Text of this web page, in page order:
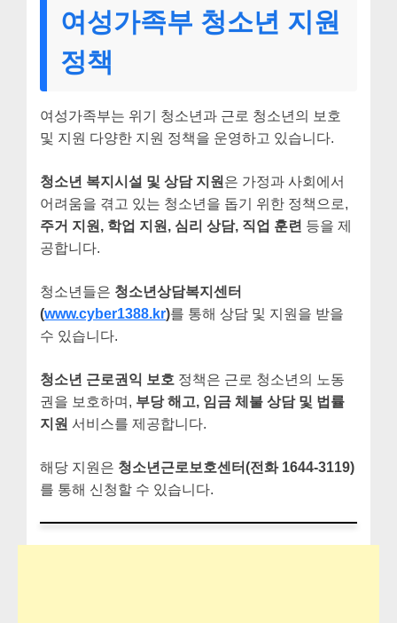
여성가족부 청소년 지원
정책
여성가족부는 위기 청소년과 근로 청소년의 보호
및 지원 다양한 지원 정책을 운영하고 있습니다.
청소년 복지시설 및 상담 지원 은 가정과 사회에서
어려움을 겪고 있는 청소년을 돕기 위한 정책으로,
주거 지원, 학업 지원, 심리 상담, 직업 훈련 등을 제
공합니다.
청소년들은 청소년상담복지센터
(www.cyber1388.kr)를 통해 상담 및 지원을 받을
수 있습니다.
청소년 근로권익 보호 정책은 근로 청소년의 노동
권을 보호하며, 부당 해고, 임금 체불 상담 및 법률
지원 서비스를 제공합니다.
해당 지원은 청소년근로보호센터(전화 1644-3119)
를 통해 신청할 수 있습니다.